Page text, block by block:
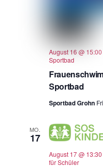
Sportbad
August 16 @ 15:00
Sportbad
Sportbad Grohn
MO.
17
August 17 @ 13:30
für Schüler